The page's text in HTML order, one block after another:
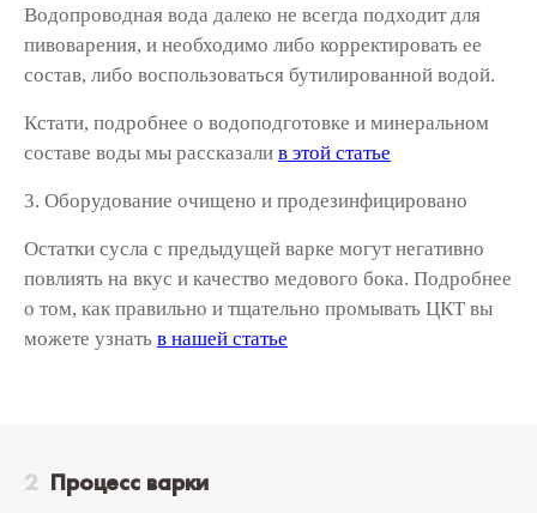
Водопроводная вода далеко не всегда подходит для
пивоварения, и необходимо либо корректировать ее
состав, либо воспользоваться бутилированной водой.
Кстати, подробнее о водоподготовке и минеральном
составе воды мы рассказали в этой статье
3. Оборудование очищено и продезинфицировано
Остатки сусла с предыдущей варке могут негативно
повлиять на вкус и качество медового бока. Подробнее
о том, как правильно и тщательно промывать ЦКТ вы
можете узнать в нашей статье
Процесс варки